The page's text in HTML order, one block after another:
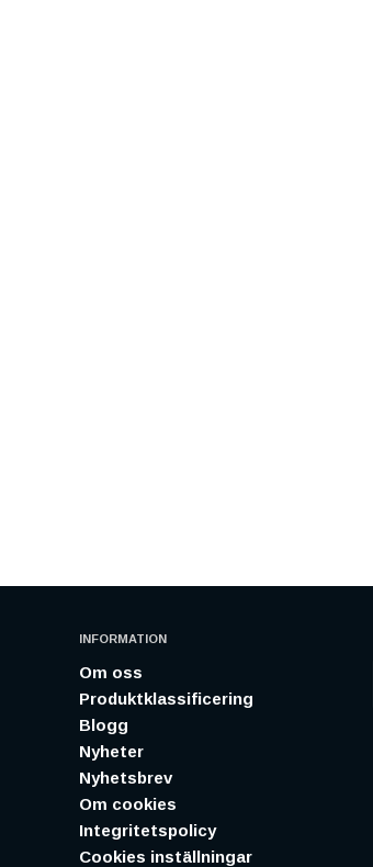
INFORMATION
Om oss
Produktklassificering
Blogg
Nyheter
Nyhetsbrev
Om cookies
Integritetspolicy
Cookies inställningar